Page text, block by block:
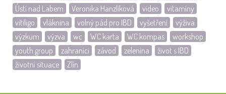
Ústí nad Labem
Veronika Hanzlíková video
vitamíny
vitiligo
vláknina volný pád pro IBD vyšetření
výživa
výzkum
výzva wc WC karta WC kompas
workshop
youth group
zahranici závod zelenina
život s IBD
životní situace
Zlín